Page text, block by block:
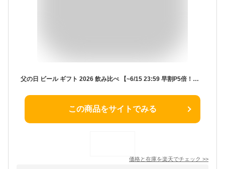
父の日 ビール ギフト 2026 飲み比べ 【~6/15 23:59 早割P5倍！】 伊勢角屋麦酒 セット クラフトビール 【 4種 12缶 セットA 】 12本 送料無料 贈答 プレゼント 酒 三重 伊勢 おしゃれ 地ビール ビール 伊勢角 isekado イセカド 詰め合わせ セット ソーシャルギフト可
この商品をサイトでみる
価格と在庫を楽天でチェック >>